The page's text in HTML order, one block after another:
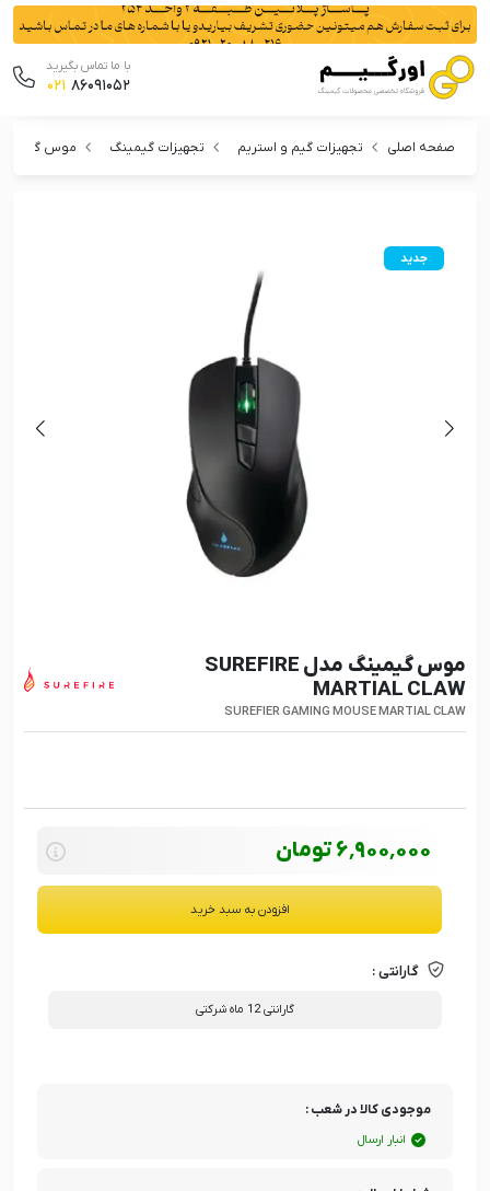
با ما تماس بگیرید
021 86091052
صفحه اصلی تجهیزات گیم و استریم تجهیزات گیمینگ موس
جدید
موس گیمینگ مدل SUREFIRE
MARTIAL CLAW
SUREFIER GAMING MOUSE MARTIAL CLAW
6٬900٬000تومان
افزودن به سبد خرید
گارانتی :
گارانتی 12 ماه شرکتی
موجودی کالا در شعب :
انبار ارسال